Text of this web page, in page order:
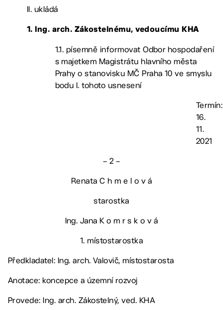
II. ukládá
1. Ing. arch. Zákostelnému, vedoucímu KHA
1.1. písemně informovat Odbor hospodaření
s majetkem Magistrátu hlavního města
Prahy o stanovisku MČ Praha 10 ve smyslu
bodu I. tohoto usnesení
Termín:
16.
11.
2021
– 2 –
Renata C h m e l o v á
starostka
Ing. Jana K o m r s k o v á
1. místostarostka
Předkladatel: Ing. arch. Valovič, místostarosta
Anotace: koncepce a územní rozvoj
Provede: Ing. arch. Zákostelný, ved. KHA